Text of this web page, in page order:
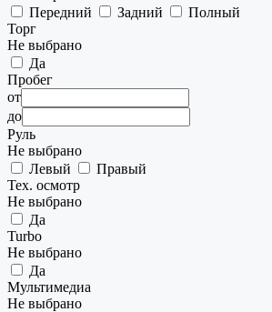
Передний
Задний
Полный
Торг
Не выбрано
Да
Пробег
от
до
Руль
Не выбрано
Левый
Правый
Тех. осмотр
Не выбрано
Да
Turbo
Не выбрано
Да
Мультимедиа
Не выбрано